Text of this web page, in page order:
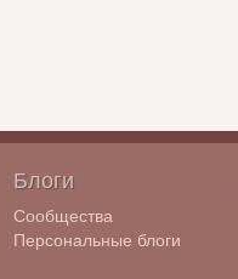
Блоги
Сообщества
Персональные блоги